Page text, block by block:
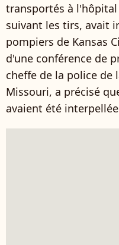
transportés à
suivant les tirs, avait
pompiers de Kansas
d'une conférence de
cheffe de la police de
Missouri, a précisé
avaient été